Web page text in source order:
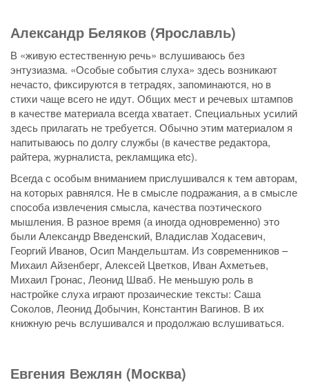
Александр Беляков (Ярославль)
В «живую естественную речь» вслушиваюсь без
энтузиазма. «Особые события слуха» здесь возникают
нечасто, фиксируются в тетрадях, запоминаются, но в
стихи чаще всего не идут. Общих мест и речевых штампов
в качестве материала всегда хватает. Специальных усилий
здесь прилагать не требуется. Обычно этим материалом я
напитываюсь по долгу службы (в качестве редактора,
райтера, журналиста, рекламщика etc).
Всегда с особым вниманием прислушивался к тем авторам,
на которых равнялся. Не в смысле подражания, а в смысле
способа извлечения смысла, качества поэтического
мышления. В разное время (а иногда одновременно) это
были Александр Введенский, Владислав Ходасевич,
Георгий Иванов, Осип Мандельштам. Из современников –
Михаил Айзенберг, Алексей Цветков, Иван Ахметьев,
Михаил Гронас, Леонид Шваб. Не меньшую роль в
настройке слуха играют прозаические тексты: Саша
Соколов, Леонид Добычин, Константин Вагинов. В их
книжную речь вслушивался и продолжаю вслушиваться.
Евгения Вежлян (Москва)